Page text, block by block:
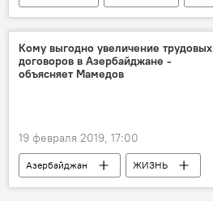
Новости
Кому выгодно увеличение трудовых
договоров в Азербайджане -
объясняет Мамедов
19 февраля 2019, 17:00
Азербайджан
ЖИЗНЬ
МУЛЬТИМЕДИА
Новости